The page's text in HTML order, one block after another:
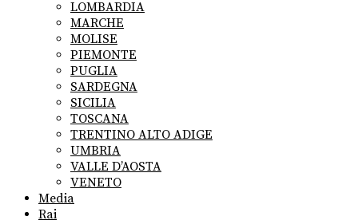
LOMBARDIA
MARCHE
MOLISE
PIEMONTE
PUGLIA
SARDEGNA
SICILIA
TOSCANA
TRENTINO ALTO ADIGE
UMBRIA
VALLE D’AOSTA
VENETO
Media
Rai